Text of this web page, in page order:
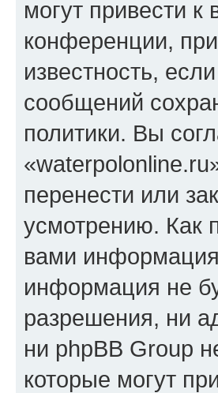
могут привести
конференции,
известность,
сообщений
политики. Вы
перенести или
усмотрению. Как
вами информация
информация не
разрешения, ни
ни phpBB Group
которые могут